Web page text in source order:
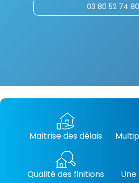
03 80 52 74 80
Maîtrise des délais
Qualité des finitions